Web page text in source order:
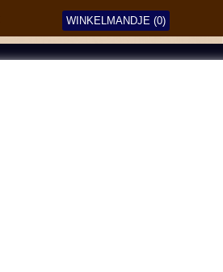
WINKELMANDJE (0)